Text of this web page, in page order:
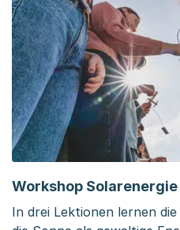
Workshop Solarenergie
In drei Lektionen lernen